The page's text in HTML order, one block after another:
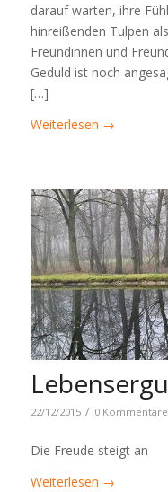
darauf warten, ihre
hinreißenden Tulpen
Freundinnen und
Geduld ist noch
[…]
Weiterlesen →
22/12/2015 / 0 Kommentare
Die Freude steigt an
Weiterlesen →